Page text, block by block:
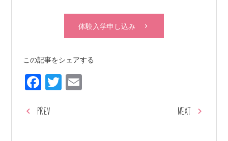
体験入学申し込み
この記事をシェアする
Facebook
Twitter
Email
PREV NEXT